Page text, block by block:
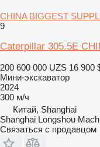
CHINA BIGGEST
9
Caterpillar 305.5E
200 600 000 UZS 16 900
Мини-экскаватор
2024
300 м/ч
Китай, Shanghai
Shanghai Longshou
Связаться с продавцом